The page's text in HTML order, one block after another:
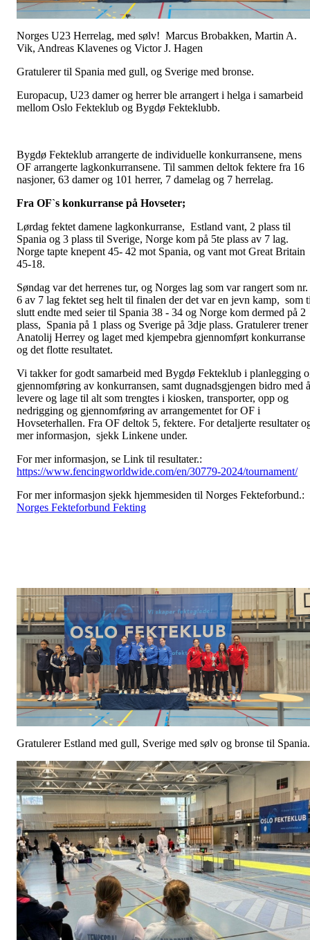
Norges U23 Herrelag, med sølv! Marcus Brobakken, Martin A.
Vik, Andreas Klavenes og Victor J. Hagen
Gratulerer til Spania med gull, og Sverige med bronse.
Europacup, U23 damer og herrer ble arrangert i helga i samarbeid
mellom Oslo Fekteklub og Bygdø Fekteklubb.
Bygdø Fekteklub arrangerte de individuelle konkurransene, mens
OF arrangerte lagkonkurransene. Til sammen deltok fektere fra 16
nasjoner, 63 damer og 101 herrer, 7 damelag og 7 herrelag.
Fra OF`s konkurranse på Hovseter;
Lørdag fektet damene lagkonkurranse, Estland vant, 2 plass til
Spania og 3 plass til Sverige, Norge kom på 5te plass av 7 lag.
Norge tapte knepent 45- 42 mot Spania, og vant mot Great Britain
45-18.
Søndag var det herrenes tur, og Norges lag som var rangert som nr.
6 av 7 lag fektet seg helt til finalen der det var en jevn kamp, som
slutt endte med seier til Spania 38 - 34 og Norge kom dermed på 2
plass, Spania på 1 plass og Sverige på 3dje plass. Gratulerer trener
Anatolij Herrey og laget med kjempebra gjennomført konkurranse
og det flotte resultatet.
Vi takker for godt samarbeid med Bygdø Fekteklub i planlegging
gjennomføring av konkurransen, samt dugnadsgjengen bidro med å
levere og lage til alt som trengtes i kiosken, transporter, opp og
nedrigging og gjennomføring av arrangementet for OF i
Hovseterhallen. Fra OF deltok 5, fektere. For detaljerte resultater
mer informasjon, sjekk Linkene under.
For mer informasjon, se Link til resultater.:
https://www.fencingworldwide.com/en/30779-2024/tournament/
For mer informasjon sjekk hjemmesiden til Norges Fekteforbund.:
Norges Fekteforbund Fekting
Gratulerer Estland med gull, Sverige med sølv og bronse til Spania.